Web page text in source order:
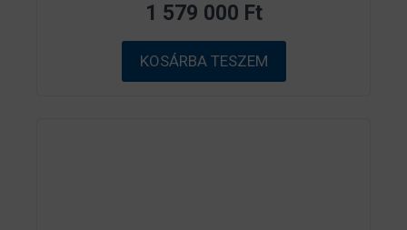
5
b
ő
l
1 579 000 Ft
KOSÁRBA TESZEM